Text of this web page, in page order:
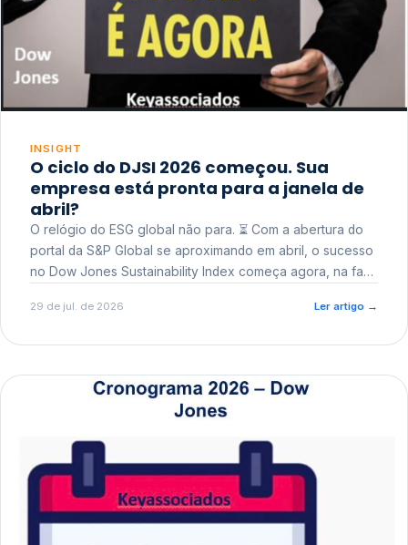
INSIGHT
O ciclo do DJSI 2026 começou. Sua
empresa está pronta para a janela de
abril?
O relógio do ESG global não para. ⏳ Com a abertura do
portal da S&P Global se aproximando em abril, o sucesso
no Dow Jones Sustainability Index começa agora, na fase
29 de jul. de 2026 Ler artigo →